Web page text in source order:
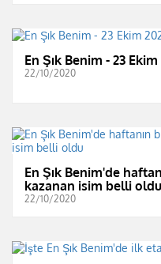
En Şık Benim - 23
22/10/2020
En Şık Benim'de
kazanan isim belli oldu
22/10/2020